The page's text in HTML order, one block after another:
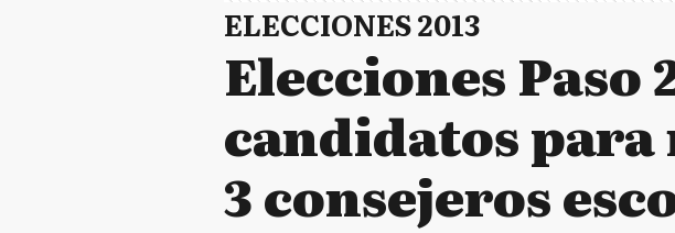
ELECCIONES 2013
Elecciones Paso
candidatos para
3 consejeros